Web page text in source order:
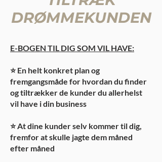
DRØMMEKUNDEN
E-BOGEN TIL DIG SOM VIL HAVE:
⭐️ En helt konkret plan og
fremgangsmåde for hvordan du finder
og tiltrækker de kunder du allerhelst
vil have i din business
⭐️ At dine kunder selv kommer til dig,
fremforat skulle jagte dem måned
efter måned